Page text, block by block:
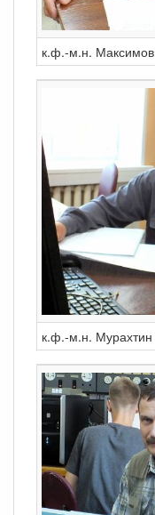
к.ф.-м.н.
к.ф.-м.н. Мурахтин